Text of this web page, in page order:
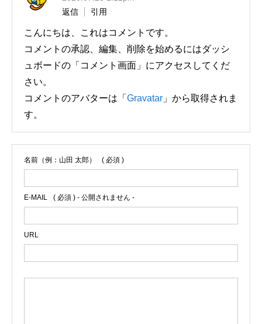
返信
引用
こんにちは、これはコメントです。
コメントの承認、編集、削除を始めるにはダッシ
ュボードの「コメント画面」にアクセスしてくだ
さい。
コメントのアバターは「 Gravatar 」から取得されま
す。
名前（例：山田 太郎） ( 必須 )
E-MAIL ( 必須 ) - 公開されません -
URL